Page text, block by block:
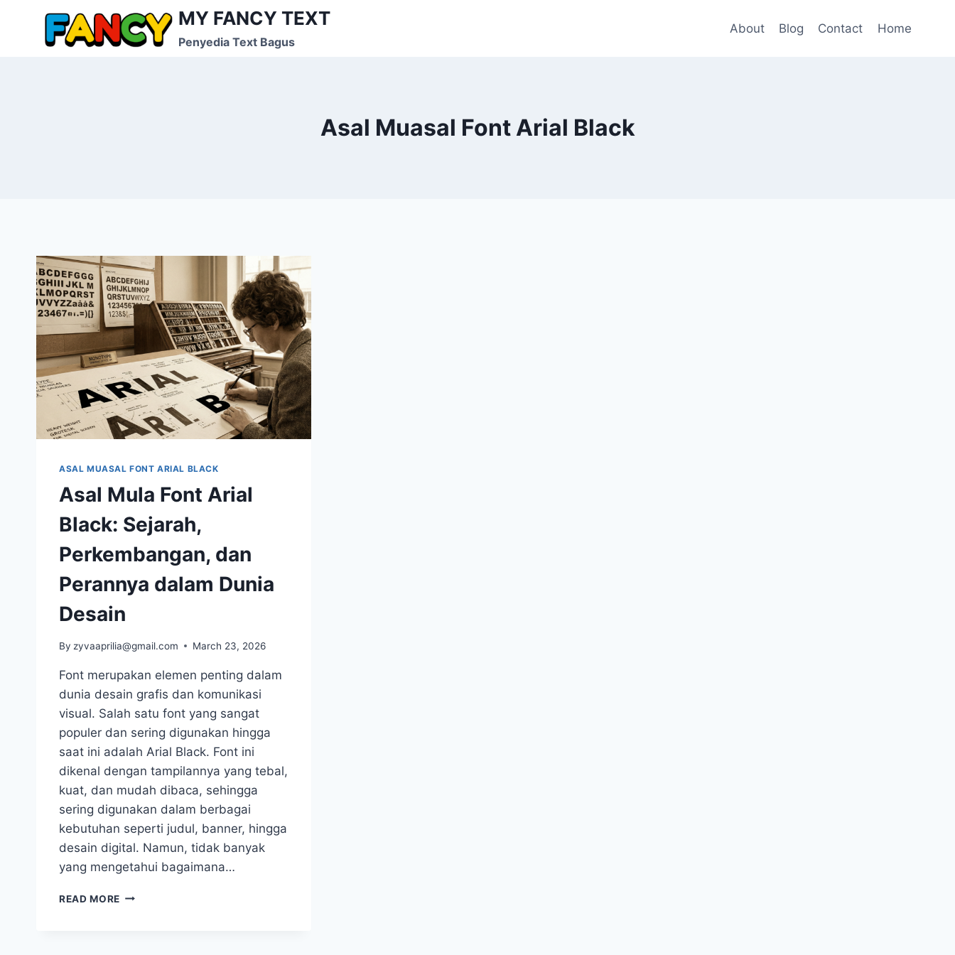
MY FANCY TEXT
Penyedia Text Bagus
About Blog Contact Home
Asal Muasal Font Arial Black
ASAL MUASAL FONT ARIAL BLACK
Asal Mula Font Arial
Black: Sejarah,
Perkembangan, dan
Perannya dalam Dunia
Desain
By zyvaaprilia@gmail.com March 23, 2026
Font merupakan elemen penting dalam
dunia desain grafis dan komunikasi
visual. Salah satu font yang sangat
populer dan sering digunakan hingga
saat ini adalah Arial Black. Font ini
dikenal dengan tampilannya yang tebal,
kuat, dan mudah dibaca, sehingga
sering digunakan dalam berbagai
kebutuhan seperti judul, banner, hingga
desain digital. Namun, tidak banyak
yang mengetahui bagaimana…
READ MORE ASAL